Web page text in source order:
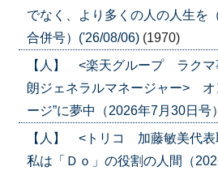
でなく、より多くの人の人生を
合併号）('26/08/06) (1970)
【人】 <楽天グループ ラク
朗ジェネラルマネージャー> オ
ージ”に夢中（2026年7月30日号
【人】 <トリコ 加藤敏美代
私は「Ｄｏ」の役割の人間（